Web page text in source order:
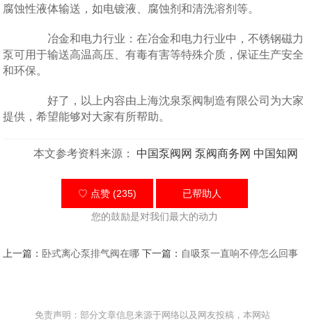
腐蚀性液体输送，如电镀液、腐蚀剂和清洗溶剂等。
冶金和电力行业：在冶金和电力行业中，不锈钢磁力
泵可用于输送高温高压、有毒有害等特殊介质，保证生产安全
和环保。
好了，以上内容由上海沈泉泵阀制造有限公司为大家
提供，希望能够对大家有所帮助。
本文参考资料来源： 中国泵阀网 泵阀商务网 中国知网
♡ 点赞 (235) 已帮助人
您的鼓励是对我们最大的动力
上一篇： 卧式离心泵排气阀在哪 下一篇： 自吸泵一直响不停怎么回事
免责声明：部分文章信息来源于网络以及网友投稿，本网站